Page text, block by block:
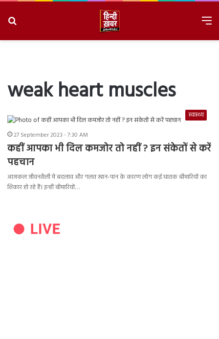
weak heart muscles
स्वास्थ्य
27 September 2023 - 7:30 AM
कहीं आपका भी दिल कमजोर तो नहीं ? इन संकेतों से करें
पहचान
आजकल जीवनशैली में बदलाव और गलत खान-पान के कारण लोग कई घातक बीमारियों का
शिकार हो रहे हैं। इन्हीं बीमारियों…